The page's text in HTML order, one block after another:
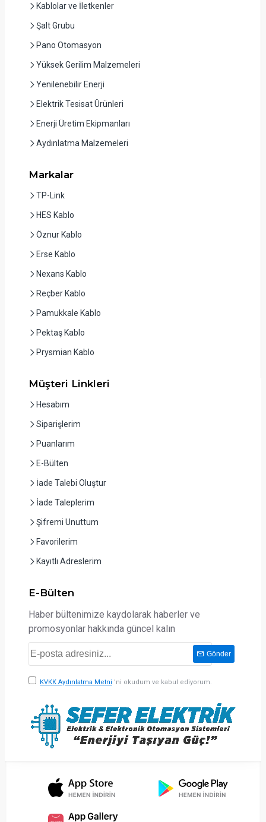
Kablolar ve İletkenler
Şalt Grubu
Pano Otomasyon
Yüksek Gerilim Malzemeleri
Yenilenebilir Enerji
Elektrik Tesisat Ürünleri
Enerji Üretim Ekipmanları
Aydınlatma Malzemeleri
Markalar
TP-Link
HES Kablo
Öznur Kablo
Erse Kablo
Nexans Kablo
Reçber Kablo
Pamukkale Kablo
Pektaş Kablo
Prysmian Kablo
Müşteri Linkleri
Hesabım
Siparişlerim
Puanlarım
E-Bülten
İade Talebi Oluştur
İade Taleplerim
Şifremi Unuttum
Favorilerim
Kayıtlı Adreslerim
E-Bülten
Haber bültenimize kaydolarak haberler ve
promosyonlar hakkında güncel kalın
Gönder
KVKK Aydınlatma Metni 'ni okudum ve kabul ediyorum.